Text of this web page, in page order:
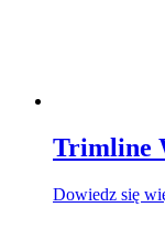
Trimline
Dowiedz się